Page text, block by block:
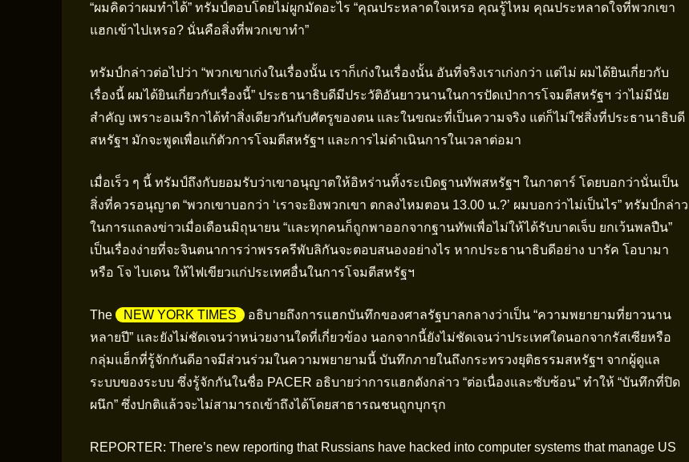
“ผมคิดว่าผมทำได้” ทรัมป์ตอบโดยไม่ผูกมัดอะไร “คุณประหลาดใจเหรอ คุณรู้ไหม คุณประหลาดใจที่พวกเขา
แฮกเข้าไปเหรอ? นั่นคือสิ่งที่พวกเขาทำ”
ทรัมป์กล่าวต่อไปว่า “พวกเขาเก่งในเรื่องนั้น เราก็เก่งในเรื่องนั้น อันที่จริงเราเก่งกว่า แต่ไม่ ผมได้ยินเกี่ยวกับ
เรื่องนี้ ผมได้ยินเกี่ยวกับเรื่องนี้” ประธานาธิบดีมีประวัติอันยาวนานในการปัดเป่าการโจมตีสหรัฐฯ ว่าไม่มีนัย
สำคัญ เพราะอเมริกาได้ทำสิ่งเดียวกันกับศัตรูของตน และในขณะที่เป็นความจริง แต่ก็ไม่ใช่สิ่งที่ประธานาธิบดี
สหรัฐฯ มักจะพูดเพื่อแก้ตัวการโจมตีสหรัฐฯ และการไม่ดำเนินการในเวลาต่อมา
เมื่อเร็ว ๆ นี้ ทรัมป์ถึงกับยอมรับว่าเขาอนุญาตให้อิหร่านทิ้งระเบิดฐานทัพสหรัฐฯ ในกาตาร์ โดยบอกว่านั่นเป็น
สิ่งที่ควรอนุญาต “พวกเขาบอกว่า ‘เราจะยิงพวกเขา ตกลงไหมตอน 13.00 น.?’ ผมบอกว่าไม่เป็นไร” ทรัมป์กล่าว
ในการแถลงข่าวเมื่อเดือนมิถุนายน “และทุกคนก็ถูกพาออกจากฐานทัพเพื่อไม่ให้ได้รับบาดเจ็บ ยกเว้นพลปืน”
เป็นเรื่องง่ายที่จะจินตนาการว่าพรรครีพับลิกันจะตอบสนองอย่างไร หากประธานาธิบดีอย่าง บารัค โอบามา
หรือ โจ ไบเดน ให้ไฟเขียวแก่ประเทศอื่นในการโจมตีสหรัฐฯ
The NEW YORK TIMES
อธิบายถึงการแฮกบันทึกของศาลรัฐบาลกลางว่าเป็น “ความพยายามที่ยาวนาน
หลายปี” และยังไม่ชัดเจนว่าหน่วยงานใดที่เกี่ยวข้อง นอกจากนี้ยังไม่ชัดเจนว่าประเทศใดนอกจากรัสเซียหรือ
กลุ่มแฮ็กที่รู้จักกันดีอาจมีส่วนร่วมในความพยายามนี้ บันทึกภายในถึงกระทรวงยุติธรรมสหรัฐฯ จากผู้ดูแล
ระบบของระบบ ซึ่งรู้จักกันในชื่อ PACER อธิบายว่าการแฮกดังกล่าว “ต่อเนื่องและซับซ้อน” ทำให้ “บันทึกที่ปิด
ผนึก” ซึ่งปกติแล้วจะไม่สามารถเข้าถึงได้โดยสาธารณชนถูกบุกรุก
REPORTER: There’s new reporting that Russians have hacked into computer systems that manage US